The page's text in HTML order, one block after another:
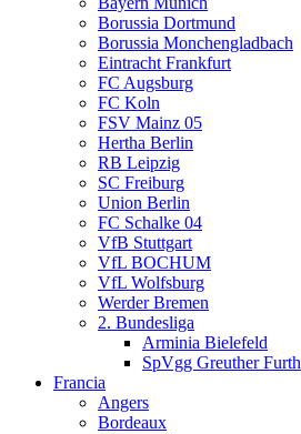
Borussia Dortmund
Borussia Monchengladbach
Eintracht Frankfurt
FC Augsburg
FC Koln
FSV Mainz 05
Hertha Berlin
RB Leipzig
SC Freiburg
Union Berlin
FC Schalke 04
VfB Stuttgart
VfL BOCHUM
VfL Wolfsburg
Werder Bremen
2. Bundesliga
Arminia Bielefeld
SpVgg Greuther Furth
Francia
Angers
Bordeaux